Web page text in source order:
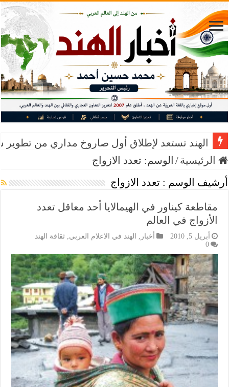
الهند تستعد لإطلاق أول صاروخ مداري من
الرئيسية/ الوسم: تعدد الازواج
أرشيف الوسم : تعدد الازواج
مقاطعة كيناور في الهيمالايا أحد معاقل تعدد
الأزواج في العالم
أبريل 5, 2010 أخبار , الهند في الاعلام العربي,ثقافة الهند
0